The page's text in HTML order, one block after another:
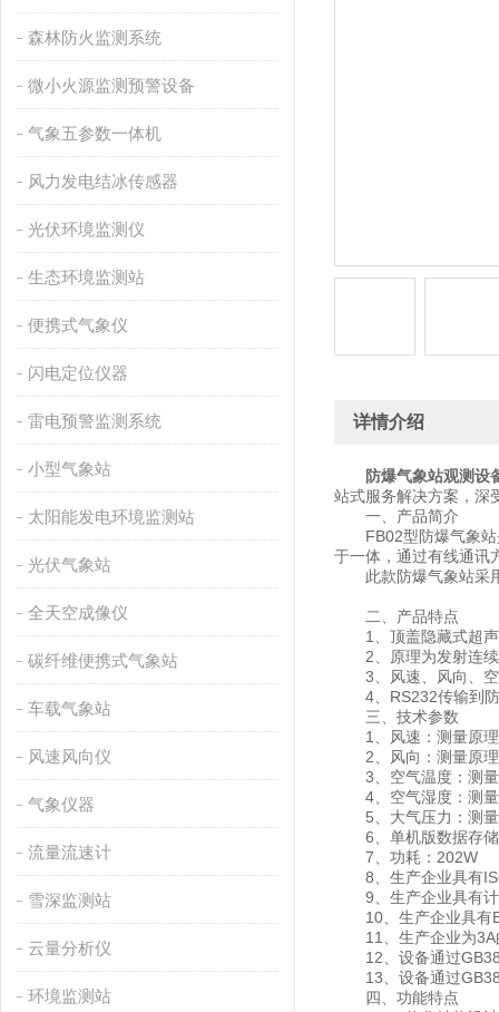
森林防火监测系统
微小火源监测预警设备
气象五参数一体机
风力发电结冰传感器
光伏环境监测仪
生态环境监测站
便携式气象仪
闪电定位仪器
雷电预警监测系统
小型气象站
太阳能发电环境监测站
光伏气象站
全天空成像仪
碳纤维便携式气象站
车载气象站
风速风向仪
气象仪器
流量流速计
雪深监测站
云量分析仪
环境监测站
详情介绍
防爆气象站观测设
站式服务解决方案，深
一、产品简介
FB02型防爆气象站
于一体，通过有线通讯
此款防爆气象站采用
二、产品特点
1、顶盖隐藏式超声
2、原理为发射连续
3、风速、风向、空
4、RS232传输到防
三、技术参数
1、风速：测量原理
2、风向：测量原理
3、空气温度：测量
4、空气湿度：测量
5、大气压力：测量
6、单机版数据存储
7、功耗：202W
8、生产企业具有
9、生产企业具有计
10、生产企业具有
11、生产企业为3A
12、设备通过
13、设备通过
四、功能特点